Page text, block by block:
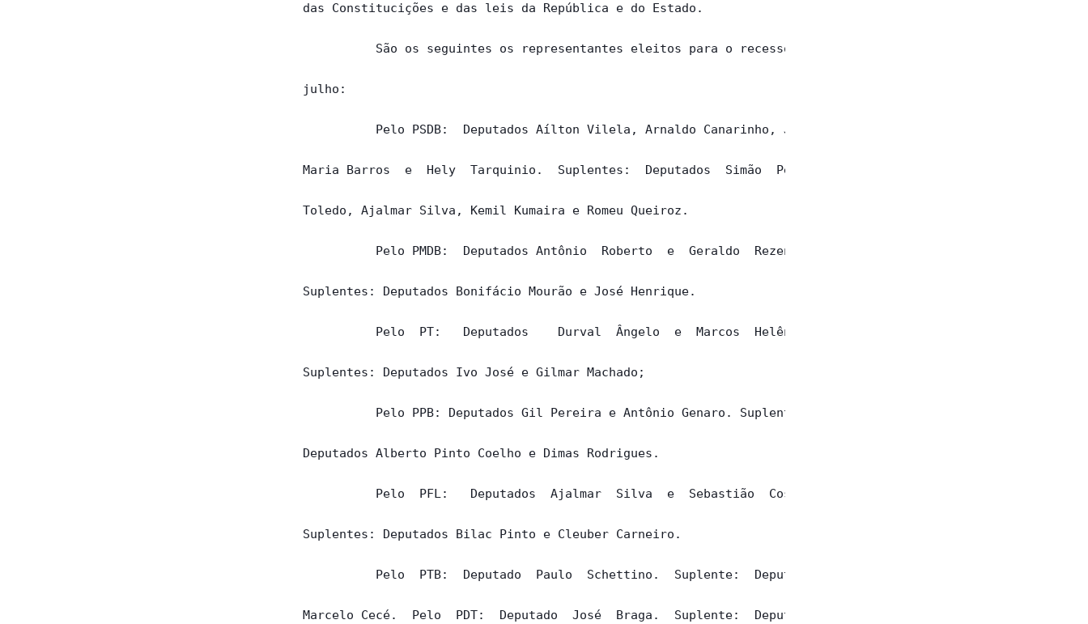
das Constitucições e das leis da República e do Estado.
          São os seguintes os representantes eleitos para o recesso de
julho:
          Pelo PSDB:  Deputados Aílton Vilela, Arnaldo Canarinho, José
Maria Barros  e  Hely  Tarquinio.  Suplentes:  Deputados  Simão  Pedro
Toledo, Ajalmar Silva, Kemil Kumaira e Romeu Queiroz.
          Pelo PMDB:  Deputados Antônio  Roberto  e  Geraldo  Rezende.
Suplentes: Deputados Bonifácio Mourão e José Henrique.
          Pelo  PT:   Deputados    Durval  Ângelo  e  Marcos  Helênio.
Suplentes: Deputados Ivo José e Gilmar Machado;
          Pelo PPB: Deputados Gil Pereira e Antônio Genaro. Suplentes:
Deputados Alberto Pinto Coelho e Dimas Rodrigues.
          Pelo  PFL:   Deputados  Ajalmar  Silva  e  Sebastião  Costa.
Suplentes: Deputados Bilac Pinto e Cleuber Carneiro.
          Pelo  PTB:  Deputado  Paulo  Schettino.  Suplente:  Deputado
Marcelo Cecé.  Pelo  PDT:  Deputado  José  Braga.  Suplente:  Deputado